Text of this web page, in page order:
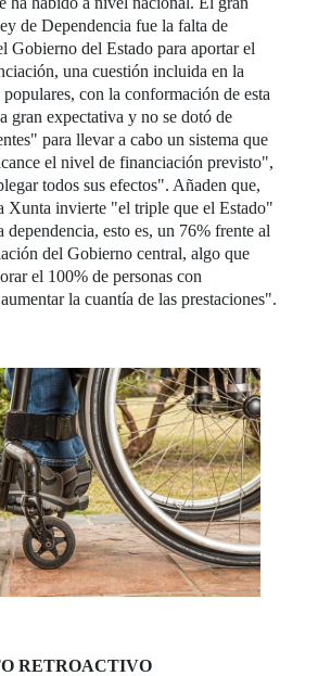
de Dependencia fue la falta de
Gobierno del Estado para aportar el
una cuestión incluida en la
con la conformación de esta
gran expectativa y no se dotó de
para llevar a cabo un sistema que
el nivel de financiación previsto",
todos sus efectos". Añaden que,
Xunta invierte "el triple que el Estado"
dependencia, esto es, un 76% frente al
del Gobierno central, algo que
el 100% de personas con
la cuantía de las prestaciones".
RETROACTIVO